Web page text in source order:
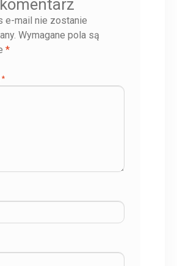
e-mail nie zostanie
Wymagane pola są
*
*